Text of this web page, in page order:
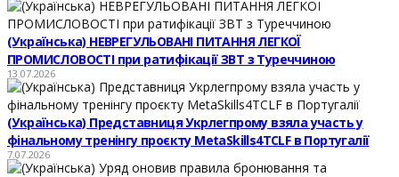
(Українська) НЕВРЕГУЛЬОВАНІ ПИТАННЯ ЛЕГКОЇ
ПРОМИСЛОВОСТІ при ратифікації ЗВТ з Туреччиною
13.07.2026
(Українська) Представниця Укрлегпрому взяла участь у
фінальному тренінгу проєкту MetaSkills4TCLF в Португалії
7.07.2026